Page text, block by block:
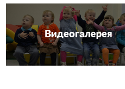
Видеогалерея